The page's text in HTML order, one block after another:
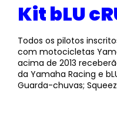
Kit bLU
Todos os pilotos
com motocicletas
acima de 2013
da Yamaha Racing e
Guarda-chuvas;